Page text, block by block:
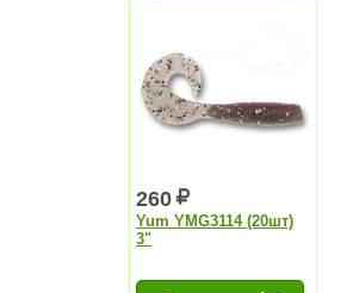
260
Yum YMG3114 (20шт)
3"